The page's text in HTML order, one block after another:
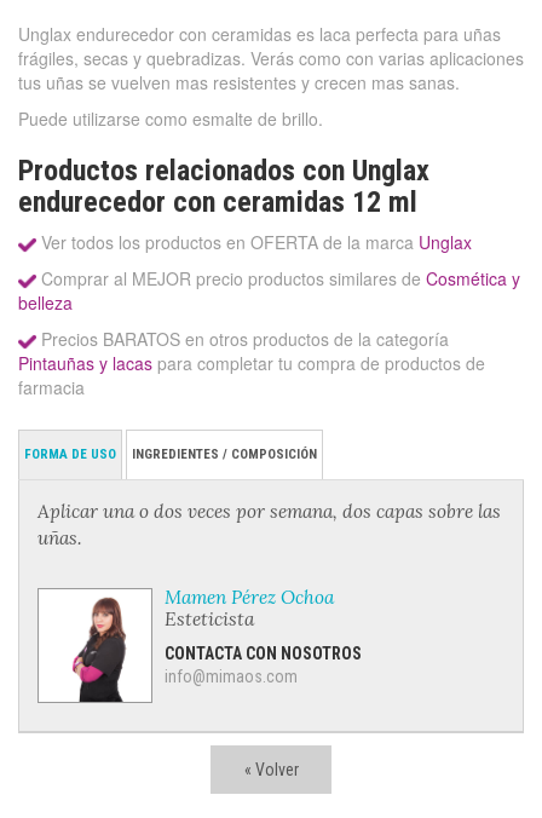
« Volver
Unglax endurecedor con ceramidas es laca perfecta para uñas
frágiles, secas y quebradizas. Verás como con varias aplicaciones
tus uñas se vuelven mas resistentes y crecen mas sanas.
Puede utilizarse como esmalte de brillo.
Productos relacionados con Unglax
endurecedor con ceramidas 12 ml
Ver todos los productos en OFERTA de la marca Unglax
Comprar al MEJOR precio productos similares de Cosmética y
belleza
Precios BARATOS en otros productos de la categoría
Pintauñas y lacas para completar tu compra de productos de
farmacia
FORMA DE USO INGREDIENTES / COMPOSICIÓN
Aplicar una o dos veces por semana, dos capas sobre las
uñas.
Mamen Pérez Ochoa
Esteticista
CONTACTA CON NOSOTROS
info@mimaos.com